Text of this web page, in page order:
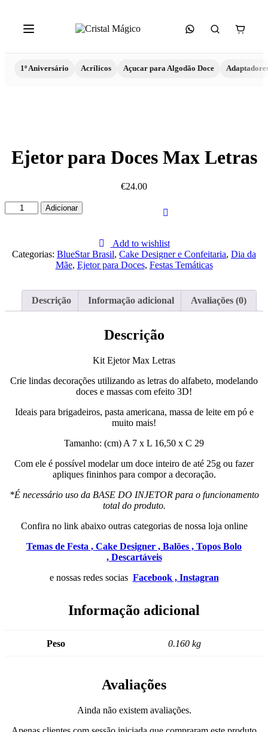
1º Aniversário Acrílicos Açucar para Algodão Doce
Ejetor para Doces Max Letras
€24.00
Quantidade
de
Doces
Max
Adicionar
Add to wishlist
Categorias: BlueStar Brasil, Cake Designer e Confeitaria, Dia da
Mãe, Ejetor para Doces, Festas Temáticas
Descrição Informação adicional Avaliações (0)
Descrição
Kit Ejetor Max Letras
Crie lindas decorações utilizando as letras do alfabeto, modelando
doces e massas com efeito 3D!
Ideais para brigadeiros, pasta americana, massa de leite em pó e
muito mais!
Tamanho: (cm) A 7 x L 16,50 x C 29
Com ele é possível modelar um doce inteiro de até 25g ou fazer
apliques fininhos para compor a decoração.
*É necessário uso da BASE DO INJETOR para o funcionamento
total do produto.
Confira no link abaixo outras categorias de nossa loja online
Temas de Festa , Cake Designer , Balões , Topos Bolo
, Descartáveis
e nossas redes socias Facebook , Instagran
Informação adicional
Peso 0.160 kg
Avaliações
Ainda não existem avaliações.